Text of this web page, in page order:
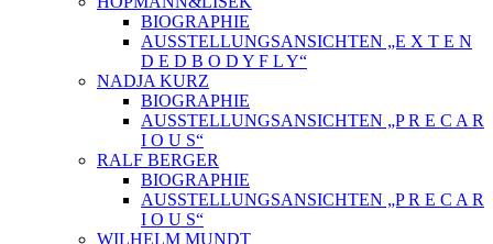
BIOGRAPHIE
AUSSTELLUNGSANSICHTEN „E X T E N
D E D B O D Y F L Y“
NADJA KURZ
BIOGRAPHIE
AUSSTELLUNGSANSICHTEN „P R E C A R
I O U S“
RALF BERGER
BIOGRAPHIE
AUSSTELLUNGSANSICHTEN „P R E C A R
I O U S“
WILHELM MUNDT